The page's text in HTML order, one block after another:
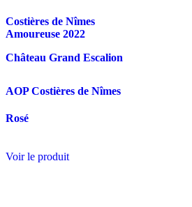
Costières de Nîmes
Amoureuse 2022
Château Grand Escalion
AOP Costières de Nîmes
Rosé
Voir le produit